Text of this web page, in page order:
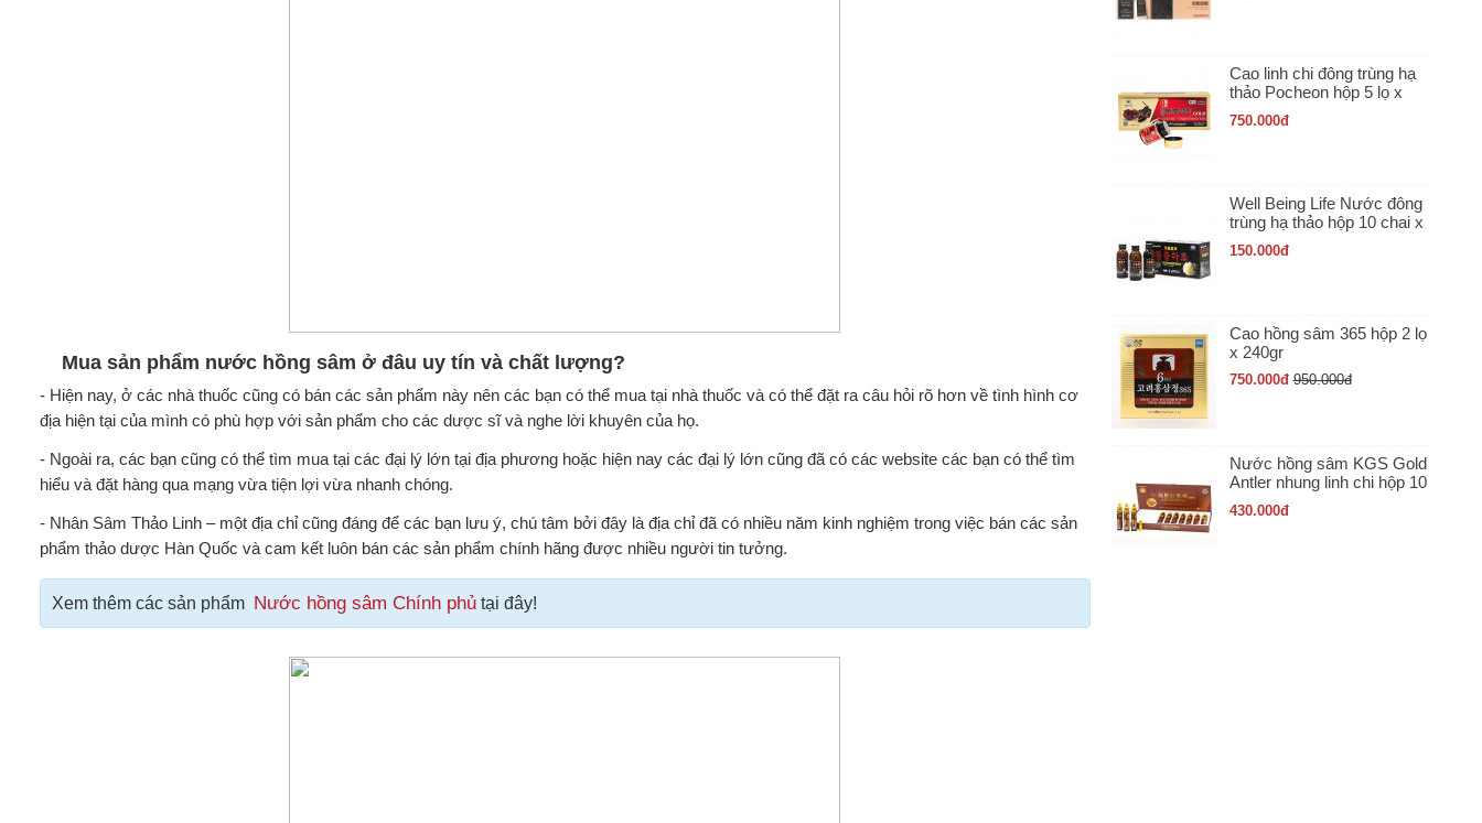
Mua sản phẩm nước hồng sâm ở đâu uy tín và chất lượng?
- Hiện nay, ở các nhà thuốc cũng có bán các sản phẩm này nên các bạn có thể mua tại nhà thuốc và có thể đặt ra câu hỏi rõ hơn về tình hình cơ
địa hiện tại của mình có phù hợp với sản phẩm cho các dược sĩ và nghe lời khuyên của họ.
- Ngoài ra, các bạn cũng có thể tìm mua tại các đại lý lớn tại địa phương hoặc hiện nay các đại lý lớn cũng đã có các website các bạn có thể tìm
hiểu và đặt hàng qua mạng vừa tiện lợi vừa nhanh chóng.
- Nhân Sâm Thảo Linh – một địa chỉ cũng đáng để các bạn lưu ý, chú tâm bởi đây là địa chỉ đã có nhiều năm kinh nghiệm trong việc bán các sản
phẩm thảo dược Hàn Quốc và cam kết luôn bán các sản phẩm chính hãng được nhiều người tin tưởng.
Xem thêm các sản phẩm Nước hồng sâm Chính phủtại đây!
Cao linh chi đông trùng hạ
thảo Pocheon hộp 5 lọ x
50gr
750.000đ
Well Being Life Nước đông
trùng hạ thảo hộp 10 chai x
100ml
150.000đ
Cao hồng sâm 365 hộp 2 lọ
x 240gr
750.000đ 950.000đ
Nước hồng sâm KGS Gold
Antler nhung linh chi hộp 10
ống x 20ml
430.000đ